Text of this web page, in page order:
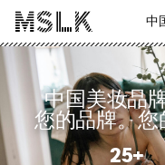
中
中国美妆品
您的品牌。您
25+